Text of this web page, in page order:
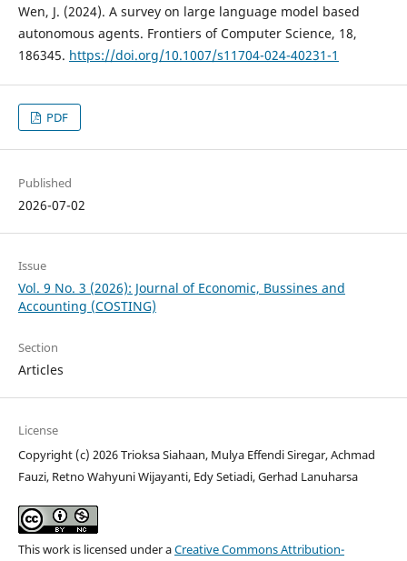
Wen, J. (2024). A survey on large language model based
autonomous agents. Frontiers of Computer Science, 18,
186345. https://doi.org/10.1007/s11704-024-40231-1
PDF
Published
2026-07-02
Issue
Vol. 9 No. 3 (2026): Journal of Economic, Bussines and
Accounting (COSTING)
Section
Articles
License
Copyright (c) 2026 Trioksa Siahaan, Mulya Effendi Siregar, Achmad
Fauzi, Retno Wahyuni Wijayanti, Edy Setiadi, Gerhad Lanuharsa
This work is licensed under aCreative Commons Attribution-